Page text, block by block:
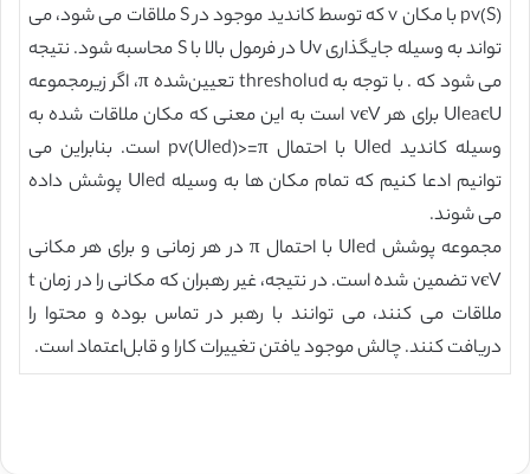
pv(S) با مکان v که توسط کاندید موجود در S ملاقات می شود، می
تواند به وسیله جایگذاری Uv در فرمول بالا با S محاسبه شود. نتیجه
می شود که . با توجه به thresholud تعیین‌شده π، اگر زیرمجموعه
UleaєU برای هر vєV است به این معنی که مکان ملاقات شده به
وسیله کاندید Uled با احتمال pv(Uled)>=π است. بنابراین می
توانیم ادعا کنیم که تمام مکان ها به وسیله Uled پوشش داده
می شوند.
مجموعه پوشش Uled با احتمال π در هر زمانی و برای هر مکانی
vєV تضمین شده است. در نتیجه، غیر رهبران که مکانی را در زمان t
ملاقات می کنند، می توانند با رهبر در تماس بوده و محتوا را
دریافت کنند. چالش موجود یافتن تغییرات کارا و قابل‌اعتماد است.